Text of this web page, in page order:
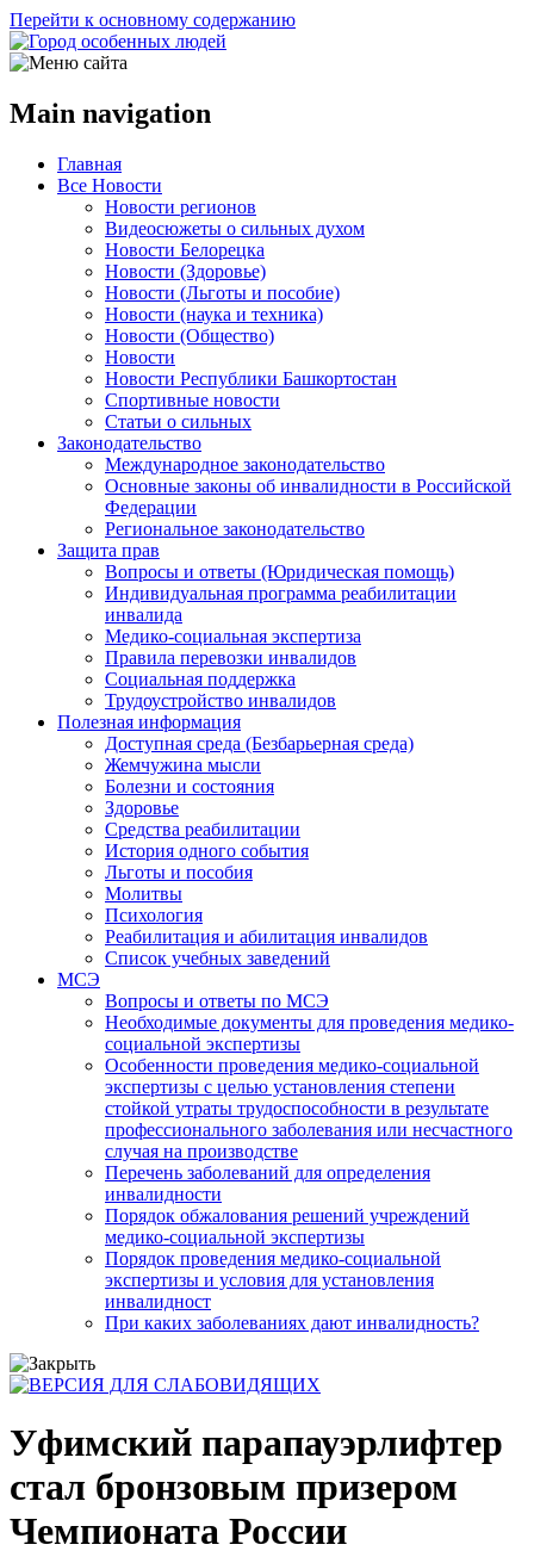
Перейти к основному содержанию
Main navigation
Главная
Все Новости
Новости регионов
Видеосюжеты о сильных духом
Новости Белорецка
Новости (Здоровье)
Новости (Льготы и пособие)
Новости (наука и техника)
Новости (Общество)
Новости
Новости Республики Башкортостан
Спортивные новости
Статьи о сильных
Законодательство
Международное законодательство
Основные законы об инвалидности в Российской
Федерации
Региональное законодательство
Защита прав
Вопросы и ответы (Юридическая помощь)
Индивидуальная программа реабилитации
инвалида
Медико-социальная экспертиза
Правила перевозки инвалидов
Социальная поддержка
Трудоустройство инвалидов
Полезная информация
Доступная среда (Безбарьерная среда)
Жемчужина мысли
Болезни и состояния
Здоровье
Средства реабилитации
История одного события
Льготы и пособия
Молитвы
Психология
Реабилитация и абилитация инвалидов
Список учебных заведений
МСЭ
Вопросы и ответы по МСЭ
Необходимые документы для проведения медико-
социальной экспертизы
Особенности проведения медико-социальной
экспертизы с целью установления степени
стойкой утраты трудоспособности в результате
профессионального заболевания или несчастного
случая на производстве
Перечень заболеваний для определения
инвалидности
Порядок обжалования решений учреждений
медико-социальной экспертизы
Порядок проведения медико-социальной
экспертизы и условия для установления
инвалидност
При каких заболеваниях дают инвалидность?
Уфимский парапауэрлифтер
стал бронзовым призером
Чемпионата России